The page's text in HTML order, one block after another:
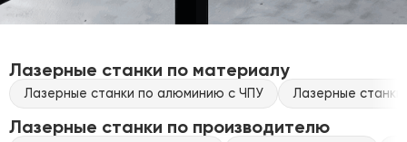
Лазерные станки по материалу
Лазерные станки по алюминию с ЧПУ Лазерные
Лазерные станки по производителю